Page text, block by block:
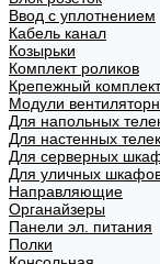
Ввод с уплотнением
Кабель канал
Козырьки
Комплект роликов
Крепежный комплект
Модули
Для напольных
Для настенных
Для серверных
Для уличных
Направляющие
Органайзеры
Панели эл. питания
Полки